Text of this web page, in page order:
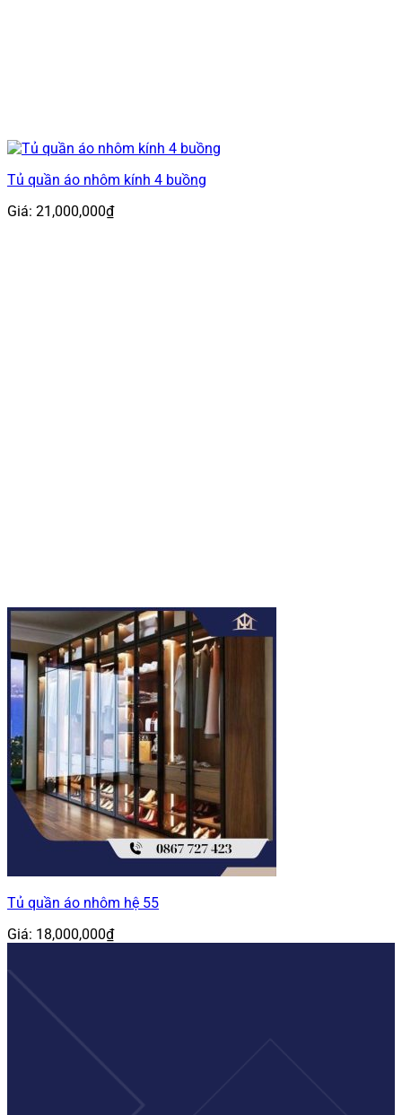
Tủ quần áo nhôm kính 4 buồng
Giá: 21,000,000₫
Tủ quần áo nhôm hệ 55
Giá: 18,000,000₫